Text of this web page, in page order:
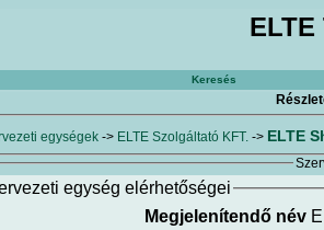
Keresés
egységek -> ELTE Szolgáltató KFT. -> ELTE
egység elérhetőségei
Megjelenítendő név